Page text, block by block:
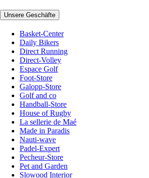
Unsere Geschäfte
Basket-Center
Daily Bikers
Direct Running
Direct-Volley
Espace Golf
Foot-Store
Galopp-Store
Golf and co
Handball-Store
House of Rugby
La sellerie de Maé
Made in Paradis
Nauti-wave
Padel-Expert
Pecheur-Store
Pet and Garden
Slowood Interior